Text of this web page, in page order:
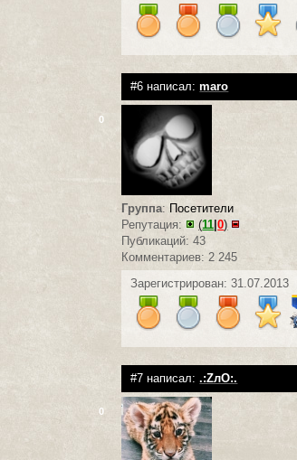
#6 написал:maro
0
Группа: Посетители
Репутация:
(11 |0)
Публикаций: 43
Комментариев: 2 245
Зарегистрирован: 31.07.2013
#7 написал:.:ZлO:.
0